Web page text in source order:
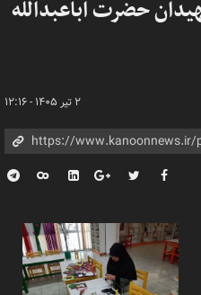
حضرت اباعبدالله
۲ تیر ۱۴۰۵ - ۱۲:۱۶